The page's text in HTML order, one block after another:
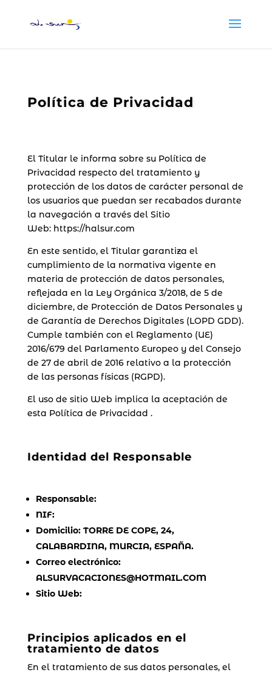
Política de Privacidad
El Titular le informa sobre su Política de
Privacidad respecto del tratamiento y
protección de los datos de carácter personal de
los usuarios que puedan ser recabados durante
la navegación a través del Sitio
Web: https://halsur.com
En este sentido, el Titular garantiza el
cumplimiento de la normativa vigente en
materia de protección de datos personales,
reflejada en la Ley Orgánica 3/2018, de 5 de
diciembre, de Protección de Datos Personales y
de Garantía de Derechos Digitales (LOPD GDD).
Cumple también con el Reglamento (UE)
2016/679 del Parlamento Europeo y del Consejo
de 27 de abril de 2016 relativo a la protección
de las personas físicas (RGPD).
El uso de sitio Web implica la aceptación de
esta Política de Privacidad .
Identidad del Responsable
Responsable:
NIF:
Domicilio: TORRE DE COPE, 24,
CALABARDINA, MURCIA, ESPAÑA.
Correo electrónico:
ALSURVACACIONES@HOTMAIL.COM
Sitio Web:
Principios aplicados en el
tratamiento de datos
En el tratamiento de sus datos personales, el